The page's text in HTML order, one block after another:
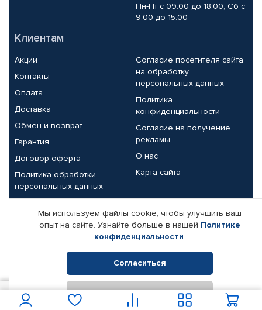
Пн-Пт с 09.00 до 18.00, Сб с
9.00 до 15.00
Клиентам
Акции
Контакты
Оплата
Доставка
Обмен и возврат
Гарантия
Договор-оферта
Политика обработки
персональных данных
Согласие посетителя сайта
на обработку
персональных данных
Политика
конфиденциальности
Согласие на получение
рекламы
О нас
Карта сайта
Партнерам
Корпоративным клиентам
Поставщикам
Реквизиты компании
© КАМАЗ ЦЕНТР ДОНЕЦК, 2015-2026. Все права защищены.
Интернет-магазин автомобильных товаров Автопрофи.
Мы используем файлы cookie, чтобы улучшить ваш
опыт на сайте. Узнайте больше в нашей Политике
конфиденциальности.
Согласиться
Отклонить
В корзину